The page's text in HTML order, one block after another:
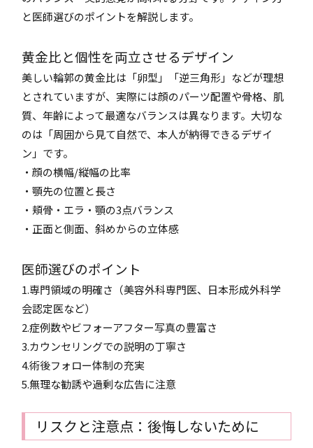
と医師選びのポイントを解説します。
黄金比と個性を両立させるデザイン
美しい輪郭の黄金比は「卵型」「逆三角形」などが理想
とされていますが、実際には顔のパーツ配置や骨格、肌
質、年齢によって最適なバランスは異なります。大切な
のは「周囲から見て自然で、本人が納得できるデザイ
ン」です。
・顔の横幅/縦幅の比率
・顎先の位置と長さ
・頬骨・エラ・顎の3点バランス
・正面と側面、斜めからの立体感
医師選びのポイント
1.専門領域の明確さ（美容外科専門医、日本形成外科学
会認定医など）
2.症例数やビフォーアフター写真の豊富さ
3.カウンセリングでの説明の丁寧さ
4.術後フォロー体制の充実
5.無理な勧誘や過剰な広告に注意
リスクと注意点：後悔しないために